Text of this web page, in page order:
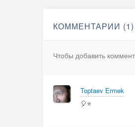
КОММЕНТАРИИ (1)
Чтобы добавить
Toptaev Ermek
🎈⭐